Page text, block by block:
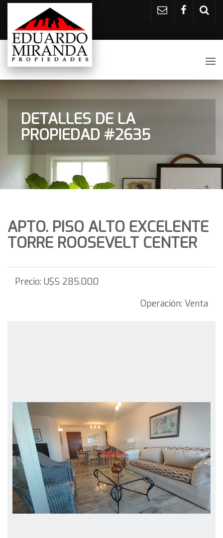
DETALLES DE LA
PROPIEDAD #2635
APTO. PISO ALTO EXCELENTE
TORRE ROOSEVELT CENTER
Precio: U$S 285.000
Operación: Venta